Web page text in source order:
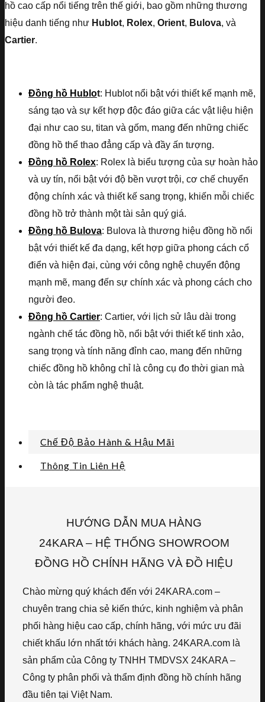
hồ cao cấp nổi tiếng trên thế giới, bao gồm những thương
hiệu danh tiếng như Hublot, Rolex, Orient, Bulova, và
Cartier.
Đồng hồ Hublot: Hublot nổi bật với thiết kế mạnh mẽ,
sáng tạo và sự kết hợp độc đáo giữa các vật liệu hiện
đại như cao su, titan và gốm, mang đến những chiếc
đồng hồ thể thao đẳng cấp và đầy ấn tượng.
Đồng hồ Rolex: Rolex là biểu tượng của sự hoàn hảo
và uy tín, nổi bật với độ bền vượt trội, cơ chế chuyển
động chính xác và thiết kế sang trọng, khiến mỗi chiếc
đồng hồ trở thành một tài sản quý giá.
Đồng hồ Bulova: Bulova là thương hiệu đồng hồ nổi
bật với thiết kế đa dạng, kết hợp giữa phong cách cổ
điển và hiện đại, cùng với công nghệ chuyển động
mạnh mẽ, mang đến sự chính xác và phong cách cho
người đeo.
Đồng hồ Cartier: Cartier, với lịch sử lâu dài trong
ngành chế tác đồng hồ, nổi bật với thiết kế tinh xảo,
sang trọng và tính năng đỉnh cao, mang đến những
chiếc đồng hồ không chỉ là công cụ đo thời gian mà
còn là tác phẩm nghệ thuật.
Chế Độ Bảo Hành & Hậu Mãi
Thông Tin Liên Hệ
HƯỚNG DẪN MUA HÀNG
24KARA – HỆ THỐNG SHOWROOM
ĐỒNG HỒ CHÍNH HÃNG VÀ ĐỒ HIỆU
Chào mừng quý khách đến với 24KARA.com –
chuyên trang chia sẻ kiến thức, kinh nghiệm và phân
phối hàng hiệu cao cấp, chính hãng, với mức ưu đãi
chiết khấu lớn nhất tới khách hàng. 24KARA.com là
sản phẩm của Công ty TNHH TMDVSX 24KARA –
Công ty phân phối và thẩm định đồng hồ chính hãng
đầu tiên tại Việt Nam.